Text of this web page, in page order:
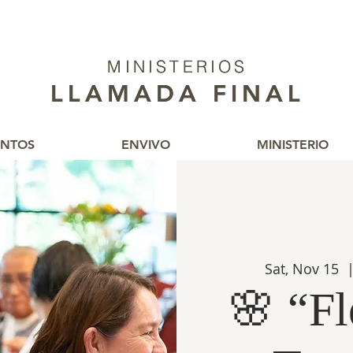
MINISTERIOS
LLAMADA FINAL
MINISTERIOS
LLAMADA FINAL
ENVIVO MINISTERIO
Sat, Nov 15
🌸